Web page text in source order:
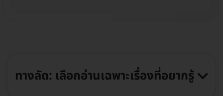
ทางลัด: เลือกอ่านเฉพาะเรื่องที่อยากรู้